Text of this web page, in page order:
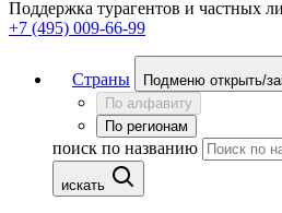
Поддержка турагентов и частных
+7 (495) 009-66-99
Страны
Подменю открыть/
По алфавиту
По регионам
поиск по названию
искать